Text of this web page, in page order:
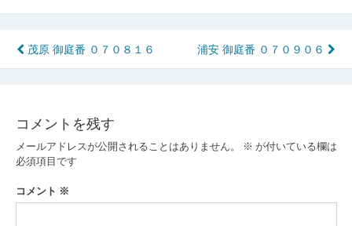
投
稿
ビ
ゲ
ー
シ
茂原 御庭番 ０７０８１６ 浦安 御庭番 ０７０９０６
コメントを残す
メールアドレスが公開されることはありません。 ※ が付いている欄は
必須項目です
コメント ※